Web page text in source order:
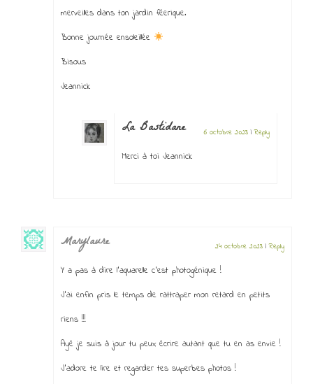
merveilles dans ton jardin féerique.
Bonne journée ensoleillée
Bisous
Jeannick
La Bastidane 6 octobre 2023 |Reply
Merci à toi Jeannick
Marylaure 24 octobre 2023 |Reply
Y a pas à dire l’aquarelle c’est photogénique !
J’ai enfin pris le temps de rattraper mon retard en petits
riens !!!
Ayé je suis à jour tu peux écrire autant que tu en as envie !
J’adore te lire et regarder tes superbes photos !